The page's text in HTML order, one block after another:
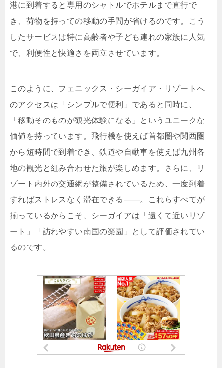
港に到着すると専用のシャトルでホテルまで直行で
き、荷物を持っての移動の手間が省けるのです。こう
したサービスは特に高齢者や子ども連れの家族に人気
で、利便性と快適さを両立させています。
このように、フェニックス・シーガイア・リゾートへ
のアクセスは「シンプルで便利」であると同時に、
「移動そのものが観光体験になる」というユニークな
価値を持っています。飛行機を使えば首都圏や関西圏
から短時間で到着でき、鉄道や自動車を使えば九州各
地の観光と組み合わせた旅が楽しめます。さらに、リ
ゾート内外の交通網が整備されているため、一度到着
すればストレスなく滞在できる――。これらすべてが
揃っているからこそ、シーガイアは「遠くて近いリゾ
ート」「訪れやすい南国の楽園」として評価されてい
るのです。